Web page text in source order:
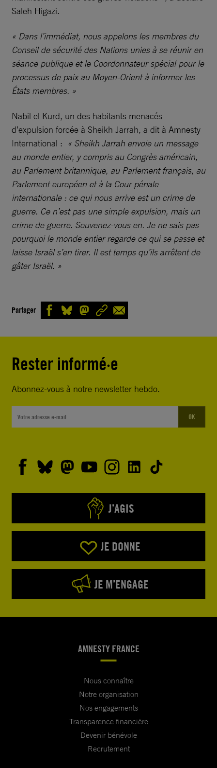
Saleh Higazi.
« Dans l’immédiat, nous appelons les membres du
Conseil de sécurité des Nations unies à se réunir en
séance publique et le Coordonnateur spécial pour le
processus de paix au Moyen-Orient à informer les
États membres. »
Nabil el Kurd, un des habitants menacés
d’expulsion forcée à Sheikh Jarrah, a dit à Amnesty
International : « Sheikh Jarrah envoie un message
au monde entier, y compris au Congrès américain,
au Parlement britannique, au Parlement français, au
Parlement européen et à la Cour pénale
internationale : ce qui nous arrive est un crime de
guerre. Ce n’est pas une simple expulsion, mais un
crime de guerre. Souvenez-vous en. Je ne sais pas
pourquoi le monde entier regarde ce qui se passe et
laisse Israël s’en tirer. Il est temps qu’ils arrêtent de
gâter Israël. »
Partager
Rester informé·e
Abonnez-vous à notre newsletter hebdo.
OK
J’AGIS
JE DONNE
JE M’ENGAGE
AMNESTY FRANCE
Nous connaître
Notre organisation
Nos engagements
Transparence financière
Devenir bénévole
Recrutement